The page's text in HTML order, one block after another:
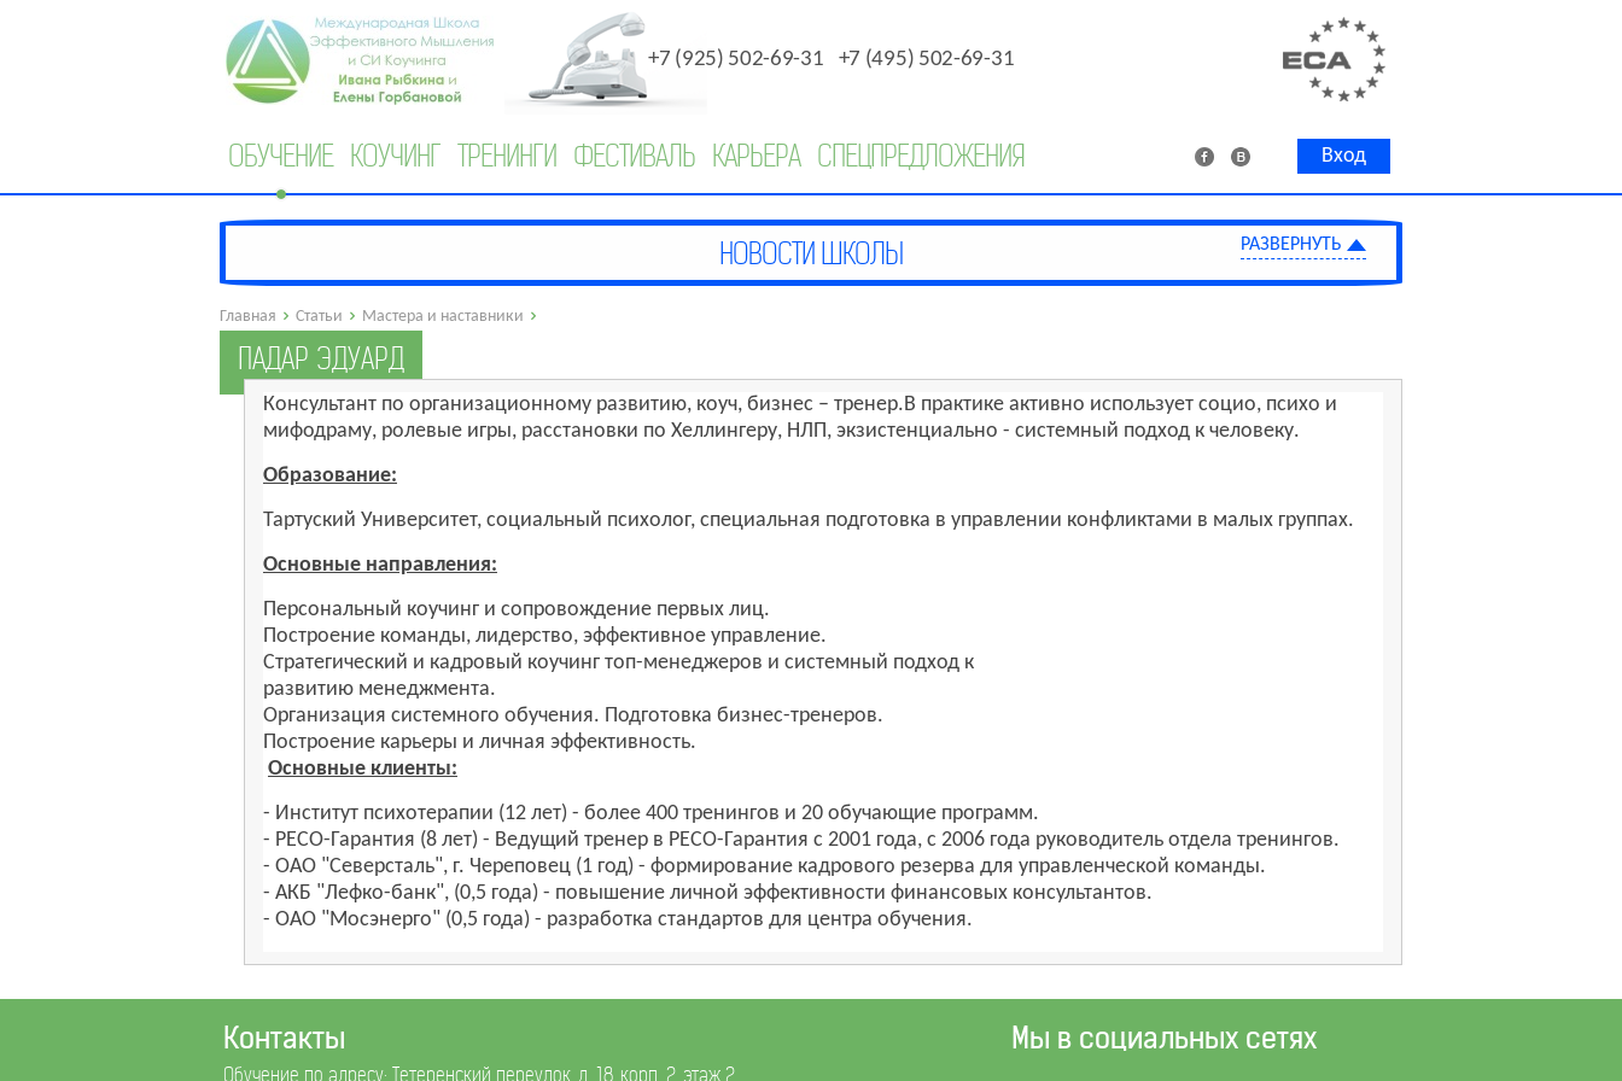
+7 (925) 502-69-31 +7 (495) 502-69-31
ОБУЧЕНИЕ КОУЧИНГ ТРЕНИНГИ ФЕСТИВАЛЬ КАРЬЕРА СПЕЦПРЕДЛОЖЕНИЯ Вход
Главная Статьи Мастера и наставники
ПАДАР ЭДУАРД
Консультант по организационному развитию, коуч, бизнес – тренер.В практике активно использует социо, психо и
мифодраму, ролевые игры, расстановки по Хеллингеру, НЛП, экзистенциально - системный подход к человеку.
Образование:
Тартуский Университет, социальный психолог, специальная подготовка в управлении конфликтами в малых группах.
Основные направления:
Персональный коучинг и сопровождение первых лиц.
Построение команды, лидерство, эффективное управление.
Стратегический и кадровый коучинг топ-менеджеров и системный подход к
развитию менеджмента.
Организация системного обучения. Подготовка бизнес-тренеров.
Построение карьеры и личная эффективность.
Основные клиенты:
- Институт психотерапии (12 лет) - более 400 тренингов и 20 обучающие программ.
- РЕСО-Гарантия (8 лет) - Ведущий тренер в РЕСО-Гарантия с 2001 года, с 2006 года руководитель отдела тренингов.
- ОАО "Северсталь", г. Череповец (1 год) - формирование кадрового резерва для управленческой команды.
- АКБ "Лефко-банк", (0,5 года) - повышение личной эффективности финансовых консультантов.
- ОАО "Мосэнерго" (0,5 года) - разработка стандартов для центра обучения.
Контакты
Обучение по адресу: Тетеренский переулок, д. 18, корп. 2, этаж 2
Мы в социальных сетях